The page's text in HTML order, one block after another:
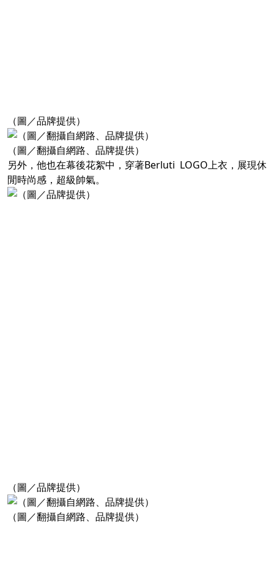
（圖／品牌提供）
（圖／翻攝自網路、品牌提供）
另外，他也在幕後花絮中，穿著Berluti LOGO上衣，展現休
閒時尚感，超級帥氣。
（圖／品牌提供）
（圖／翻攝自網路、品牌提供）